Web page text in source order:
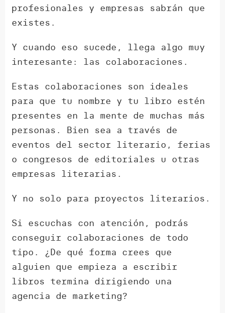
profesionales y empresas sabrán que
existes.
Y cuando eso sucede, llega algo muy
interesante: las colaboraciones.
Estas colaboraciones son ideales
para que tu nombre y tu libro estén
presentes en la mente de muchas más
personas. Bien sea a través de
eventos del sector literario, ferias
o congresos de editoriales u otras
empresas literarias.
Y no solo para proyectos literarios.
Si escuchas con atención, podrás
conseguir colaboraciones de todo
tipo. ¿De qué forma crees que
alguien que empieza a escribir
libros termina dirigiendo una
agencia de marketing?